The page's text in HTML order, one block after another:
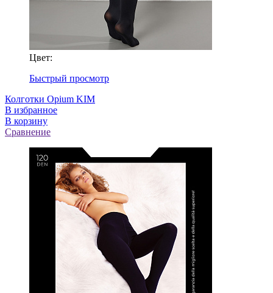
Цвет:
Быстрый просмотр
Колготки Opium KIM
В избранное
В корзину
Сравнение